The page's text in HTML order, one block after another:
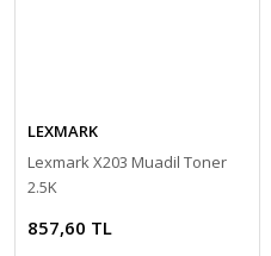
LEXMARK
Lexmark X203 Muadil Toner
2.5K
857,60 TL